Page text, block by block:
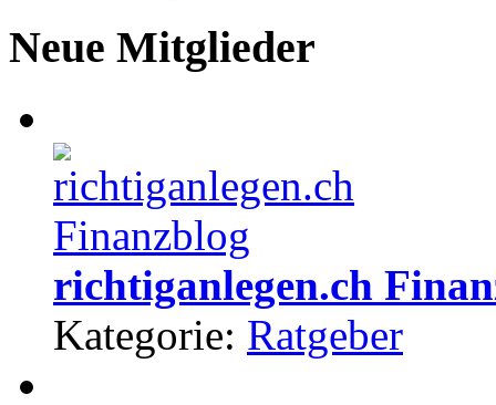
Neue Mitglieder
richtiganlegen.ch
Kategorie: Ratgeber